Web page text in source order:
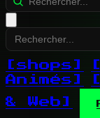
[shops]
Animés]
& Web]